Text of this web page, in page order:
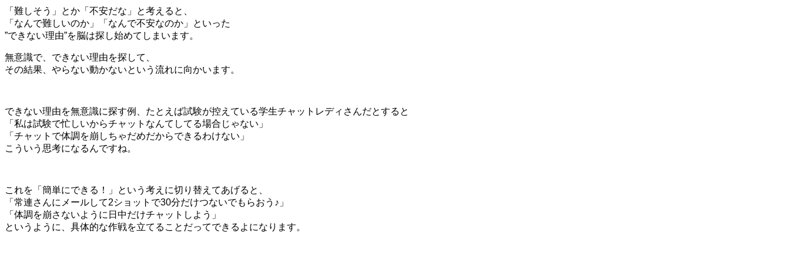
「難しそう」とか「不安だな」と考えると、
「なんで難しいのか」「なんで不安なのか」といった
”できない理由”を脳は探し始めてしまいます。
無意識で、できない理由を探して、
その結果、やらない動かないという流れに向かいます。
できない理由を無意識に探す例、たとえば試験が控えている学生チャットレディさんだとすると
「私は試験で忙しいからチャットなんてしてる場合じゃない」
「チャットで体調を崩しちゃだめだからできるわけない」
こういう思考になるんですね。
これを「簡単にできる！」という考えに切り替えてあげると、
「常連さんにメールして2ショットで30分だけつないでもらおう♪」
「体調を崩さないように日中だけチャットしよう」
というように、具体的な作戦を立てることだってできるよになります。